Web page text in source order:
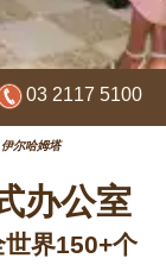
03 2117 5100
伊尔哈姆塔
办公室
界150+个